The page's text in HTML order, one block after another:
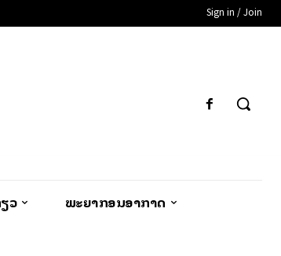
Sign in / Join
ວ ພະຍາກອນອາກາດ